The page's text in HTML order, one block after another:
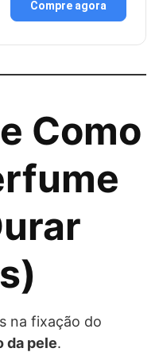
Compre agora
Como
na fixação do
da pele.